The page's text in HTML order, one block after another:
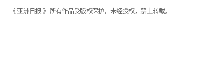
《 亚洲日报 》 所有作品受版权保护，未经授权，禁止转载。